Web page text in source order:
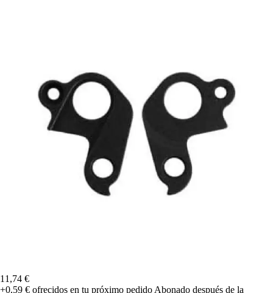
11,74 €
+0,59 € ofrecidos en tu próximo pedido Abonado después de la